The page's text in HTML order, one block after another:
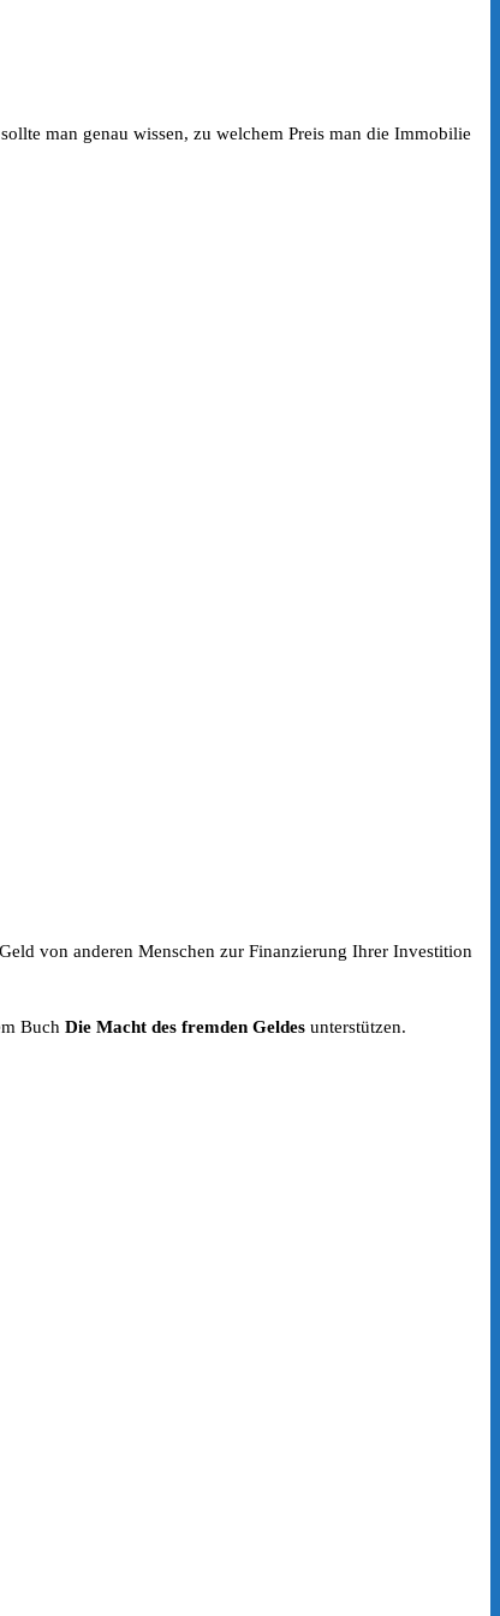
man genau wissen, zu welchem Preis man die Immobilie
von anderen Menschen zur Finanzierung Ihrer Investition
Buch Die Macht des fremden Geldes unterstützen.